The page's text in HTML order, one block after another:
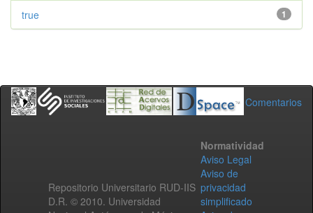
1
true
Comentarios
Repositorio Universitario RUD-IIS
D.R. © 2010. Universidad
Normatividad
Aviso Legal
Aviso de
privacidad
simplificado